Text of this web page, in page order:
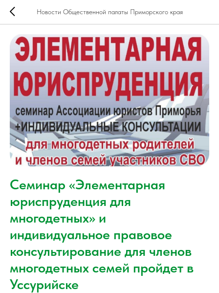
Новости Общественной палаты Приморского края
Семинар «Элементарная
юриспруденция для
многодетных» и
индивидуальное правовое
консультирование для членов
многодетных семей пройдет в
Уссурийске